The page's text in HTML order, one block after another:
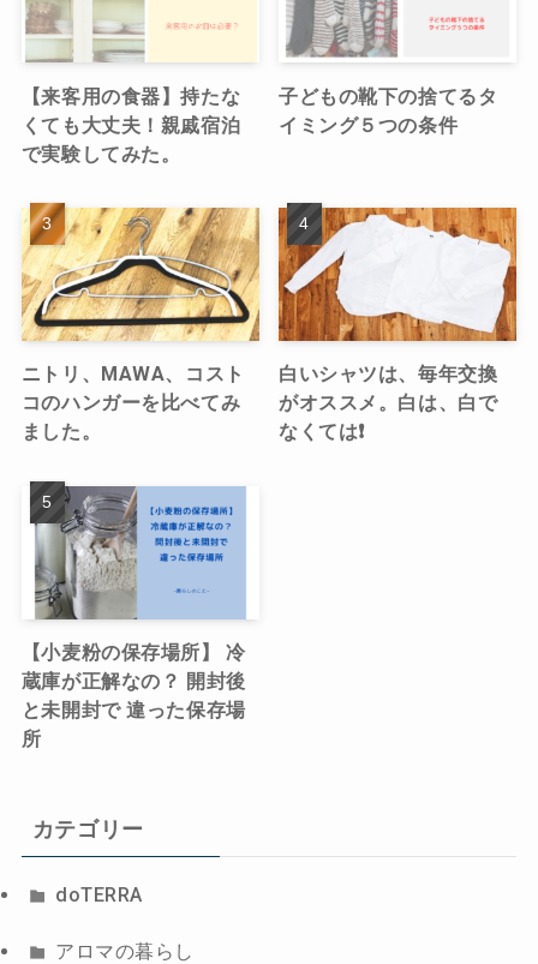
【来客用の食器】持たな
くても大丈夫！親戚宿泊
で実験してみた。
子どもの靴下の捨てるタ
イミング５つの条件
ニトリ、MAWA、コスト
コのハンガーを比べてみ
ました。
白いシャツは、毎年交換
がオススメ。白は、白で
なくては❗️
【小麦粉の保存場所】 冷
蔵庫が正解なの？ 開封後
と未開封で 違った保存場
所
カテゴリー
doTERRA
アロマの暮らし